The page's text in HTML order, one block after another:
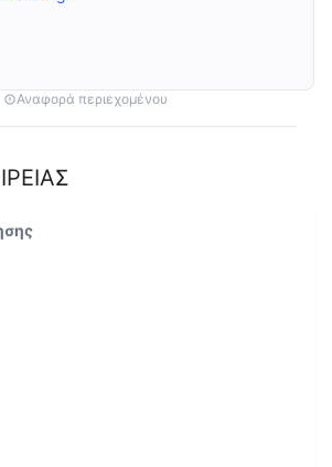
Αναφορά περιεχομένου